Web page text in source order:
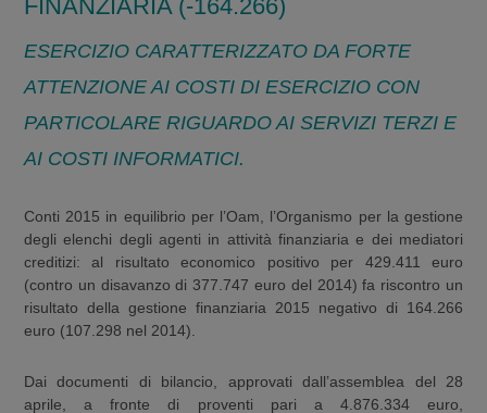
FINANZIARIA (-164.266)
ESERCIZIO CARATTERIZZATO DA FORTE
ATTENZIONE AI COSTI DI ESERCIZIO CON
PARTICOLARE RIGUARDO AI SERVIZI TERZI E
AI COSTI INFORMATICI.
Conti 2015 in equilibrio per l’Oam, l’Organismo per la gestione
degli elenchi degli agenti in attività finanziaria e dei mediatori
creditizi: al risultato economico positivo per 429.411 euro
(contro un disavanzo di 377.747 euro del 2014) fa riscontro un
risultato della gestione finanziaria 2015 negativo di 164.266
euro (107.298 nel 2014).
Dai documenti di bilancio, approvati dall’assemblea del 28
aprile, a fronte di proventi pari a 4.876.334 euro,